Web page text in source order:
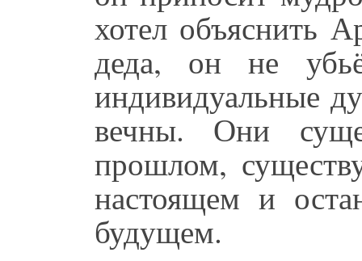
хотел объяснить
деда, он не
индивидуальные
вечны. Они
прошлом,
настоящем и
будущем.